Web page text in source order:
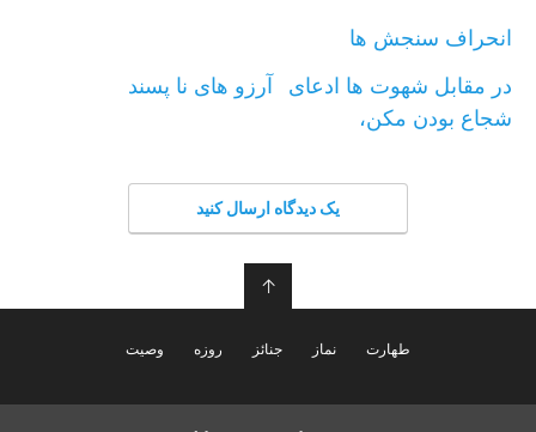
انحراف سنجش ها
در مقابل شهوت ها ادعای
شجاع بودن مکن،
آرزو های نا پسند
یک دیدگاه ارسال کنید
↑
طهارت نماز جنائز روزه وصیت